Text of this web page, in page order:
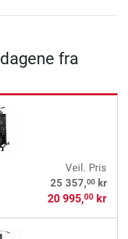
fra
Veil. Pris
25 357,00kr
20 995,00kr